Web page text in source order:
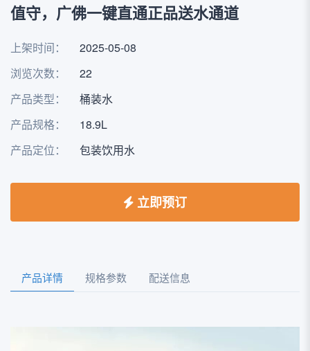
值守，广佛一键直通正品送水通道
上架时间：
2025-05-08
浏览次数：
22
产品类型：
桶装水
产品规格：
18.9L
产品定位：
包装饮用水
立即预订
产品详情 规格参数 配送信息